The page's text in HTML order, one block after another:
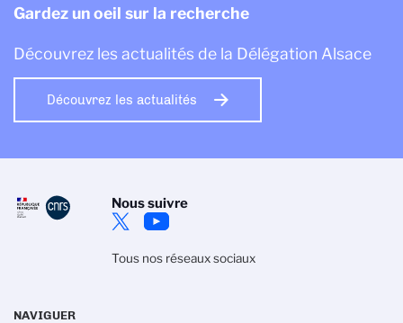
Gardez un oeil sur la recherche
Découvrez les actualités de la Délégation Alsace
Découvrez les actualités
Nous suivre
Tous nos réseaux sociaux
NAVIGUER